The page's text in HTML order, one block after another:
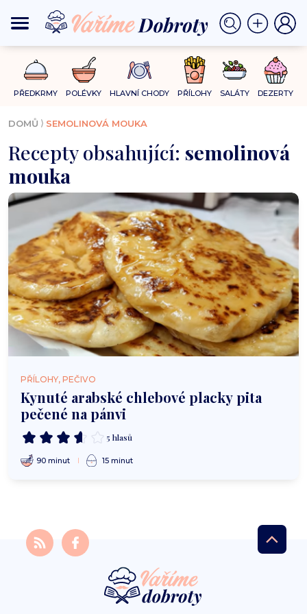
PŘEDKRMY POLÉVKY HLAVNÍ CHODY PŘÍLOHY SALÁTY DEZERTY
DOMŮ ⟩ SEMOLINOVÁ MOUKA
Recepty obsahující: semolinová
mouka
PŘÍLOHY, PEČIVO
Kynuté arabské chlebové placky pita
pečené na pánvi
5 hlasů
90 minut 15 minut